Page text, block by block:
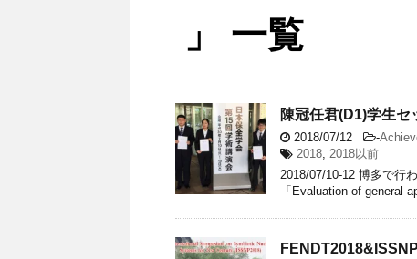
」 一覧
陳冠任君(D1)学生
2018/07/12 -
2018, 2018以前
2018/07/10-12 博多で行
「Evaluation of general